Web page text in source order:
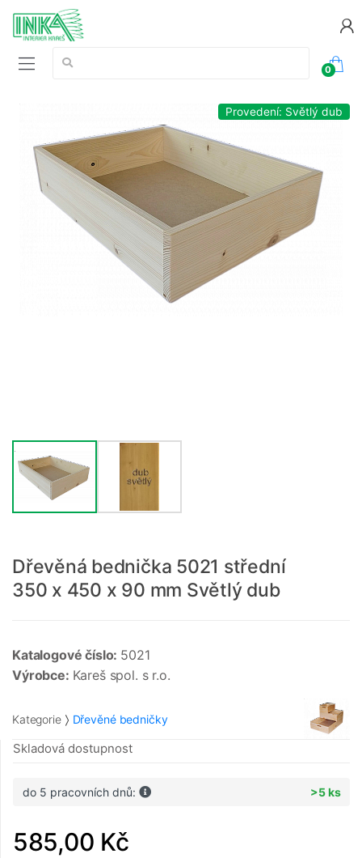
Vyhledávání:
0
Provedení: Světlý dub
Dřevěná bednička 5021 střední
350 x 450 x 90 mm Světlý dub
Katalogové číslo: 5021
Výrobce: Kareš spol. s r.o.
Kategorie Dřevěné bedničky
Skladová dostupnost
do 5 pracovních dnů: >5 ks
585,00 Kč